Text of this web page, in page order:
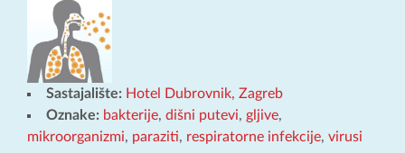
Sastajalište: Hotel Dubrovnik, Zagreb
Oznake: bakterije, dišni putevi, gljive,
mikroorganizmi, paraziti, respiratorne infekcije, virusi